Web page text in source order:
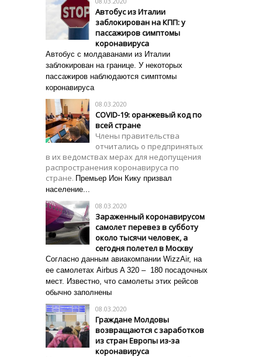
Автобус из Италии
заблокирован на КПП: у
пассажиров симптомы
коронавируса
Автобус с молдаванами из Италии
заблокирован на границе. У некоторых
пассажиров наблюдаются симптомы
коронавируса
08.03.2020
COVID-19: оранжевый код по
всей стране
Члены правительства
отчитались о предпринятых
в их ведомствах мерах для недопущения
распространения коронавируса по
стране. Премьер Ион Кику призвал
население...
08.03.2020
Зараженный коронавирусом
самолет перевез в субботу
около тысячи человек, а
сегодня полетел в Москву
Согласно данным авиакомпании WizzAir, на
ее самолетах Airbus A 320 – 180 посадочных
мест. Известно, что самолеты этих рейсов
обычно заполнены
08.03.2020
Граждане Молдовы
возвращаются с заработков
из стран Европы из-за
коронавируса